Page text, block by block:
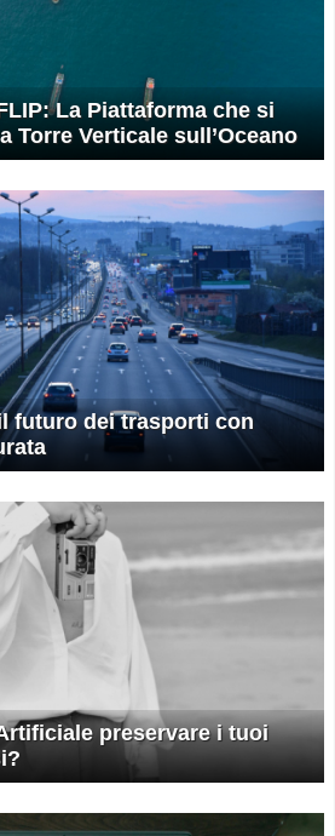
La Piattaforma che si
Torre Verticale sull’Oceano
futuro dei trasporti con
preservare i tuoi